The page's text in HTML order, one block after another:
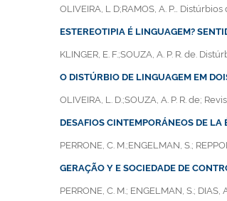
OLIVEIRA, L D;RAMOS, A. P…
ESTEREOTIPIA É LINGUAGEM?
KLINGER, E. F.;SOUZA, A. P. R. de.
O DISTÚRBIO DE LINGUAGEM EM
OLIVEIRA, L. D.;SOUZA, A. P. R. de;
DESAFIOS CINTEMPORÁNEOS DE
PERRONE, C. M.;ENGELMAN, S.;
GERAÇÃO Y E SOCIEDADE DE
PERRONE, C. M.; ENGELMAN, S.;